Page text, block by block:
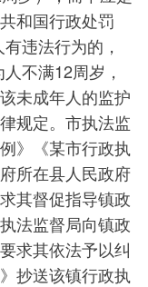
和国行政处罚
违法行为的，
不满12周岁，
未成年人的监护
规定。市执法监
》《某市行政执
所在县人民政府
其督促指导镇政
法监督局向镇政
求其依法予以纠
抄送该镇行政执